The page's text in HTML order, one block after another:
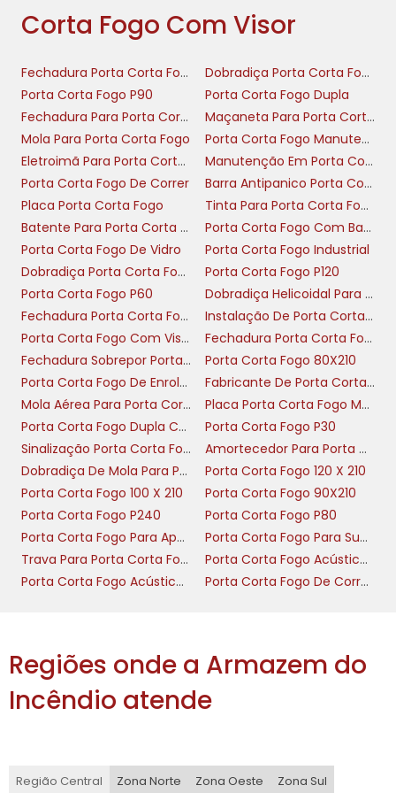
relevante
Tempo
REI
(minutos)
Classificação mínima exigida
conforme uso; maior REI indica
maior resistência térmica e
estrutural
Relatório
de ensaio
do vidro
Confirma resistência do visor a
choque térmico e visibilidade
durante emergência; exige
certificação ABNT
Exigir o laudo ABNT do conjunto porta + visor
antes da liberação reduz falhas em testes
reais.
Adote checklist, exija laudos abnt e registre
manutenções para garantir performance e
proteção efetiva em prédios durante uma
emergência.
MATERIAIS E VISOR: VIDRO
RESISTENTE FOGO E FIBRA
CERÂMICA
entre transparência e proteção começa pelo
vidro resistente fogo: painéis que mantêm
visibilidade sem comprometer selagem
Combinação técnica entre
Corta Fogo Com Visor
Fechadura Porta Corta Fogo
Dobradiça Porta Corta Fogo
Porta Corta Fogo P90
Porta Corta Fogo Dupla
Fechadura Para Porta Corta Fogo Com Chave
Maçaneta Para Porta Corta Fogo
Mola Para Porta Corta Fogo
Porta Corta Fogo Manutenção
Eletroimã Para Porta Corta Fogo
Manutenção Em Porta Corta Fogo
Porta Corta Fogo De Correr
Barra Antipanico Porta Corta Fogo
Placa Porta Corta Fogo
Tinta Para Porta Corta Fogo
Batente Para Porta Corta Fogo
Porta Corta Fogo Com Barra Antipanico
Porta Corta Fogo De Vidro
Porta Corta Fogo Industrial
Dobradiça Porta Corta Fogo Com Mola
Porta Corta Fogo P120
Porta Corta Fogo P60
Dobradiça Helicoidal Para Porta Corta Fogo
Fechadura Porta Corta Fogo Com Barra Antipânico
Instalação De Porta Corta Fogo
Porta Corta Fogo Com Visor
Fechadura Porta Corta Fogo Sem Chave
Fechadura Sobrepor Porta Corta Fogo
Porta Corta Fogo 80X210
Porta Corta Fogo De Enrolar
Fabricante De Porta Corta Fogo
Mola Aérea Para Porta Corta Fogo
Placa Porta Corta Fogo Mantenha Fechada
Porta Corta Fogo Dupla Com Barra Antipanico
Porta Corta Fogo P30
Sinalização Porta Corta Fogo
Amortecedor Para Porta Corta Fogo
Dobradiça De Mola Para Porta Corta Fogo
Porta Corta Fogo 120 X 210
Porta Corta Fogo 100 X 210
Porta Corta Fogo 90X210
Porta Corta Fogo P240
Porta Corta Fogo P80
Porta Corta Fogo Para Apartamento
Porta Corta Fogo Para Subestação
Trava Para Porta Corta Fogo
Porta Corta Fogo Acústica Nível 1
Porta Corta Fogo Acústica Nível 2
Porta Corta Fogo De Correr Industrial
Regiões onde a Armazem do
Incêndio atende
Região Central Zona Norte Zona Oeste Zona Sul